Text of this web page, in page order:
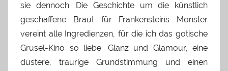
sie dennoch. Die Geschichte um die künstlich
geschaffene Braut für Frankensteins Monster
vereint alle Ingredienzen, für die ich das gotische
Grusel-Kino so liebe: Glanz und Glamour, eine
düstere, traurige Grundstimmung und einen